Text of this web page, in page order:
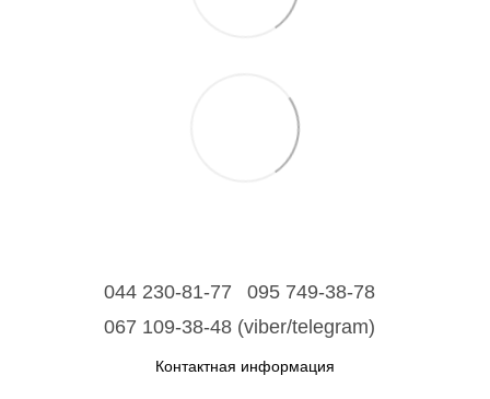
044 230-81-77
095 749-38-78
067 109-38-48 (viber/telegram)
Контактная информация